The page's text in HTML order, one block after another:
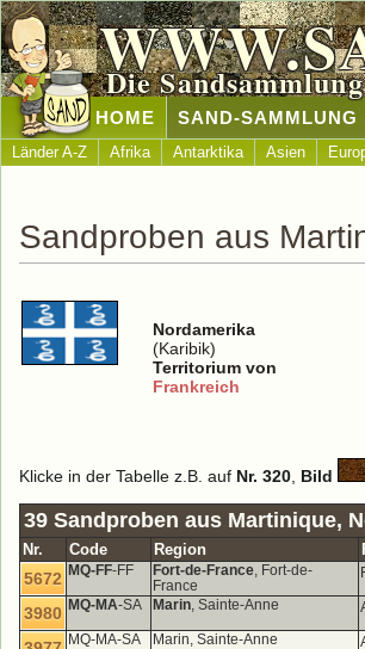
Die
HOME SAND-SAMMLUNG
Länder A-Z Afrika Antarktika Asien
Sandproben aus
Nordamerika
(Karibik)
Territorium von
Frankreich
Klicke in der Tabelle z.B. auf Nr. 320 Bild
39 Sandproben aus Martinique,
Nr. Code Region
5672 MQ-FF-FF Fort-de-France, Fort-de-
France
3980 MQ-MA-SA Marin, Sainte-Anne
MQ-MA-SA Marin, Sainte-Anne